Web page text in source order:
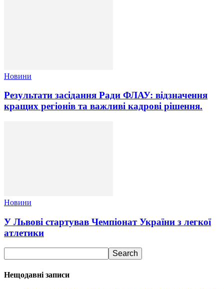
Новини
Результати засідання Ради ФЛАУ: відзначення
кращих регіонів та важливі кадрові рішення.
Новини
У Львові стартував Чемпіонат України з легкої
атлетики
Нещодавні записи